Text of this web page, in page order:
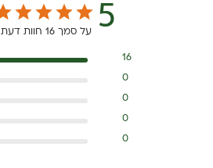
5 על סמך 16 חוות דעת
16
0
0
0
0